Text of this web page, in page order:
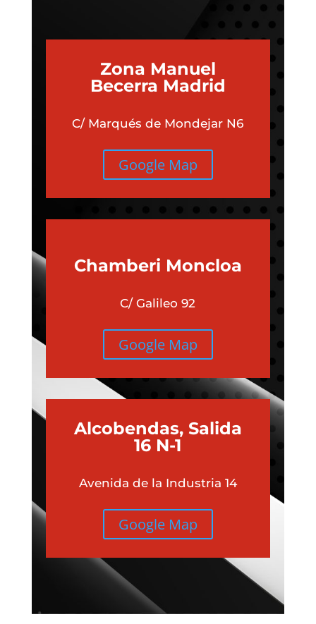
Zona Manuel
Becerra Madrid
C/ Marqués de Mondejar N6
Google Map
Chamberi Moncloa
C/ Galileo 92
Google Map
Alcobendas, Salida
16 N-1
Avenida de la Industria 14
Google Map